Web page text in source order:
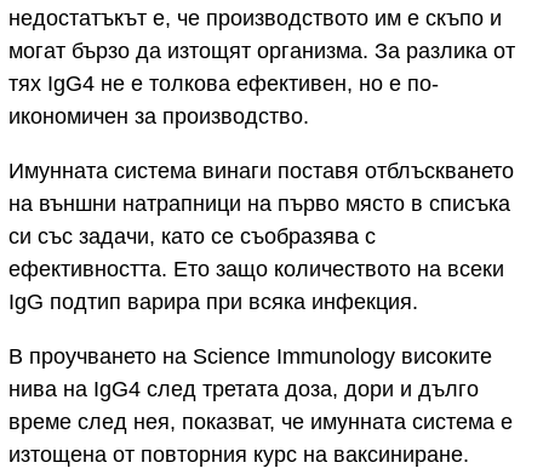
недостатъкът е, че производството им е скъпо и
могат бързо да изтощят организма. За разлика от
тях IgG4 не е толкова ефективен, но е по-
икономичен за производство.
Имунната система винаги поставя отблъскването
на външни натрапници на първо място в списъка
си със задачи, като се съобразява с
ефективността. Ето защо количеството на всеки
IgG подтип варира при всяка инфекция.
В проучването на Science Immunology високите
нива на IgG4 след третата доза, дори и дълго
време след нея, показват, че имунната система е
изтощена от повторния курс на ваксиниране.